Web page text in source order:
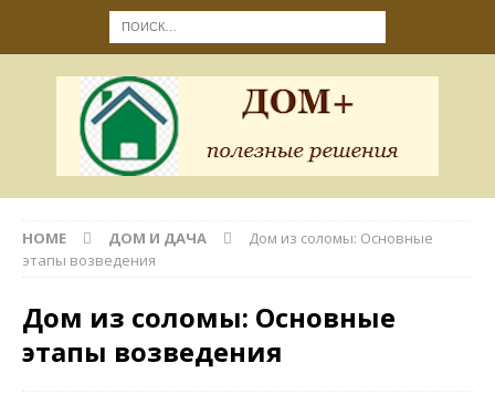
HOME ДОМ И ДАЧА
Дом из соломы: Основные
этапы возведения
Дом из соломы: Основные
этапы возведения